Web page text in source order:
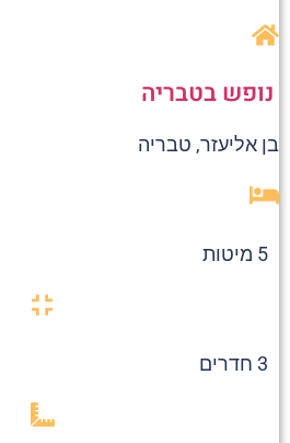
נופש בטבריה
בן אליעזר, טבריה
5 מיטות
3 חדרים